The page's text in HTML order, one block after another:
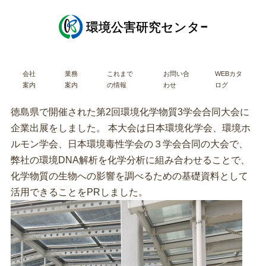
会社
案内
業務
案内
これまで
の情報
お問い合
わせ
WEBカタ
ログ
徳島県で開催された第2回環境化学物質3学会合同大会に
企業出展をしました。 本大会は日本環境化学会、環境ホ
ルモン学会、日本環境毒性学会の３学会合同の大会で、
弊社の環境DNA解析を化学分析に組み合わせることで、
化学物質の生物への影響を調べるための基礎資料として
活用できることをPRしました。